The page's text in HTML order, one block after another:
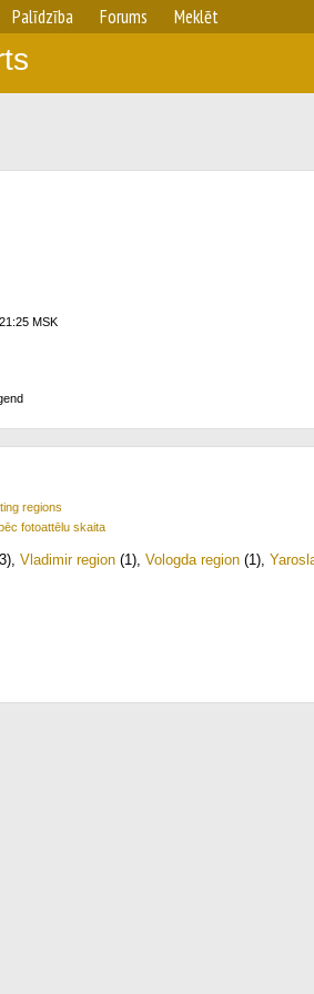
Palīdzība Forums Meklēt
MSK
regions
fotoattēlu skaita
, Vladimir region (1), Vologda region (1),